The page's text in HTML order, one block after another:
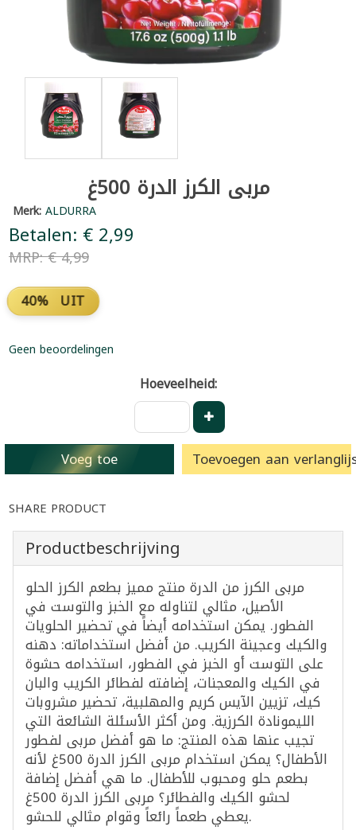
مربى الكرز الدرة 500غ
Merk:ALDURRA
Betalen: € 2,99
MRP: € 4,99
40% UIT
Geen beoordelingen
Hoeveelheid:
Voeg toe Toevoegen aan
SHARE PRODUCT
Productbeschrijving
مربى الكرز من الدرة منتج مميز بطعم الكرز الحلو
الأصيل، مثالي لتناوله مع الخبز والتوست في
الفطور. يمكن استخدامه أيضاً في تحضير الحلويات
والكيك وعجينة الكريب. من أفضل استخداماته: دهنه
على التوست أو الخبز في الفطور، استخدامه حشوة
في الكيك والمعجنات، إضافته لفطائر الكريب والبان
كيك، تزيين الآيس كريم والمهلبية، تحضير مشروبات
الليمونادة الكرزية. ومن أكثر الأسئلة الشائعة التي
تجيب عنها هذه المنتج: ما هو أفضل مربى لفطور
الأطفال؟ يمكن استخدام مربى الكرز الدرة 500غ لأنه
بطعم حلو ومحبوب للأطفال. ما هي أفضل إضافة
لحشو الكيك والفطائر؟ مربى الكرز الدرة 500غ
يعطي طعماً رائعاً وقوام مثالي للحشو.